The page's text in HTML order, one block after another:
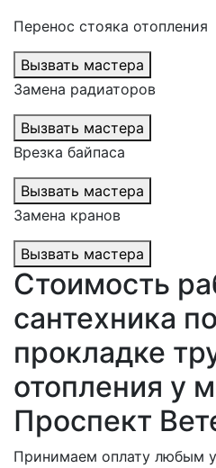
Перенос стояка отопления
Вызвать мастера
Замена радиаторов
Вызвать мастера
Врезка байпаса
Вызвать мастера
Замена кранов
Вызвать мастера
Стоимость
сантехника
прокладке
отопления у
Проспект
Принимаем оплату любым